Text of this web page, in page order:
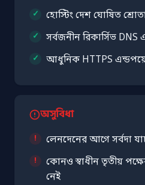
হোস্টিং দেশ ঘোষিত
সর্বজনীন রিকার্সিভ DNS
আধুনিক HTTPS
অসুবিধা
লেনদেনের আগে সর্বদা
কোনও স্বাধীন তৃতীয়
নেই